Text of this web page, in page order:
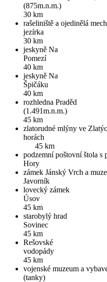
30 km
rašeliniště a ojedinělá
30 km
jeskyně Na
40 km
jeskyně Na
40 km
rozhledna Praděd
45 km
zlatorudné mlýny ve
45 km
podzemní poštovní štola s
Hory
zámek Jánský Vrch a
lovecký zámek
45 km
starobylý hrad
45 km
Rešovské
45 km
vojenské muzeum a
(tanky)